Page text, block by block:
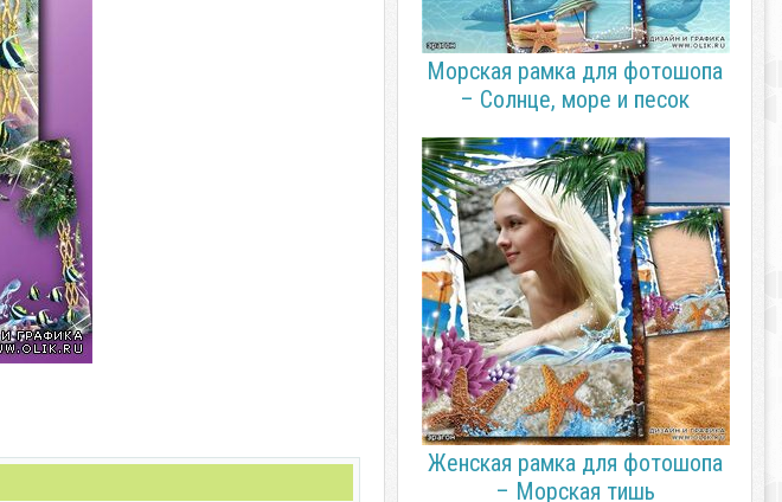
Морская рамка для фотошопа
– Солнце, море и песок
Женская рамка для фотошопа
– Морская тишь